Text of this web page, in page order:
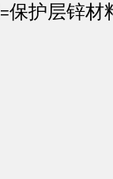
=保护层锌材